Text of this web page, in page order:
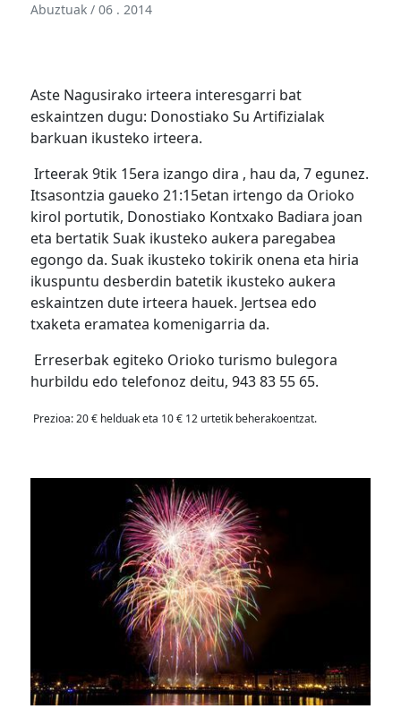
Abuztuak / 06 . 2014
Aste Nagusirako irteera interesgarri bat
eskaintzen dugu: Donostiako Su Artifizialak
barkuan ikusteko irteera.
Irteerak 9tik 15era izango dira , hau da, 7 egunez.
Itsasontzia gaueko 21:15etan irtengo da Orioko
kirol portutik, Donostiako Kontxako Badiara joan
eta bertatik Suak ikusteko aukera paregabea
egongo da. Suak ikusteko tokirik onena eta hiria
ikuspuntu desberdin batetik ikusteko aukera
eskaintzen dute irteera hauek. Jertsea edo
txaketa eramatea komenigarria da.
Erreserbak egiteko Orioko turismo bulegora
hurbildu edo telefonoz deitu, 943 83 55 65.
Prezioa: 20 € helduak eta 10 € 12 urtetik beherakoentzat.